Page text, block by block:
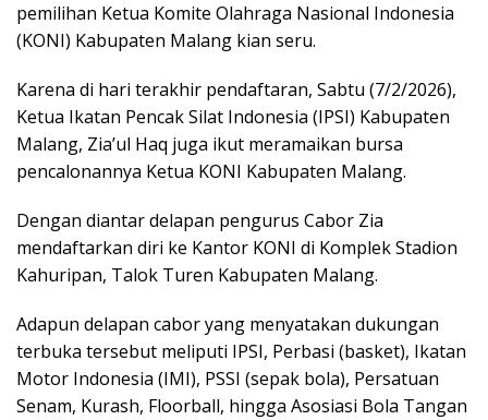
pemilihan Ketua Komite Olahraga Nasional Indonesia
(KONI) Kabupaten Malang kian seru.
Karena di hari terakhir pendaftaran, Sabtu (7/2/2026),
Ketua Ikatan Pencak Silat Indonesia (IPSI) Kabupaten
Malang, Zia’ul Haq juga ikut meramaikan bursa
pencalonannya Ketua KONI Kabupaten Malang.
Dengan diantar delapan pengurus Cabor Zia
mendaftarkan diri ke Kantor KONI di Komplek Stadion
Kahuripan, Talok Turen Kabupaten Malang.
Adapun delapan cabor yang menyatakan dukungan
terbuka tersebut meliputi IPSI, Perbasi (basket), Ikatan
Motor Indonesia (IMI), PSSI (sepak bola), Persatuan
Senam, Kurash, Floorball, hingga Asosiasi Bola Tangan